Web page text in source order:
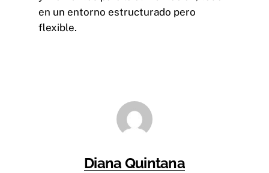
en un entorno estructurado pero
flexible.
Diana Quintana